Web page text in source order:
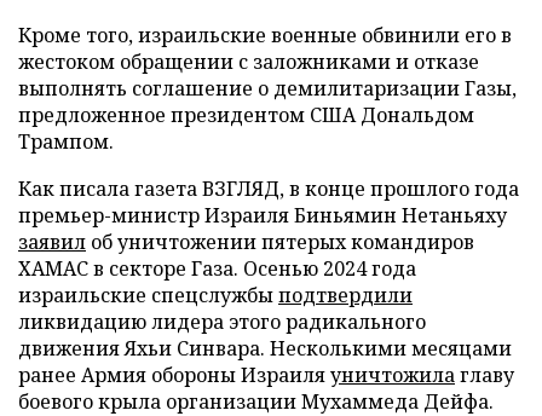
Кроме того, израильские военные обвинили его в
жестоком обращении с заложниками и отказе
выполнять соглашение о демилитаризации Газы,
предложенное президентом США Дональдом
Трампом.
Как писала газета ВЗГЛЯД, в конце прошлого года
премьер-министр Израиля Биньямин Нетаньяху
заявил об уничтожении пятерых командиров
ХАМАС в секторе Газа. Осенью 2024 года
израильские спецслужбыподтвердили
ликвидацию лидера этого радикального
движения Яхьи Синвара. Несколькими месяцами
ранее Армия обороны Израиляуничтожилаглаву
боевого крыла организации Мухаммеда Дейфа.